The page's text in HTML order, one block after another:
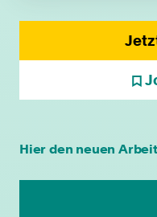
Hier den neuen